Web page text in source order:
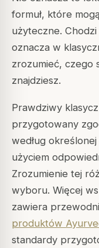
formuł, które
użyteczne.
oznacza w
zrozumieć, czego
znajdziesz.
Prawdziwy
przygotowany
według
użyciem
Zrozumienie tej
wyboru. Więcej
zawiera
produktów
standardy